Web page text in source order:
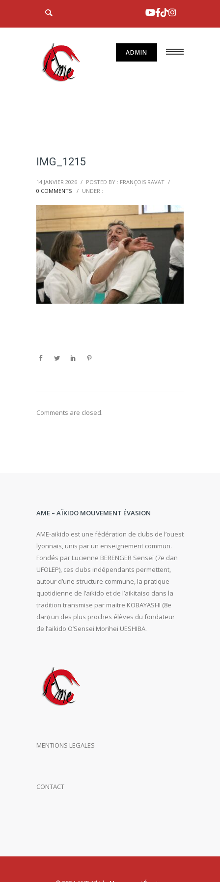
ADMIN
IMG_1215
14 JANVIER 2026 / POSTED BY : FRANÇOIS RAVAT /
0 COMMENTS
/ UNDER :
Comments are closed.
AME – AÏKIDO MOUVEMENT ÉVASION
AME-aikido est une fédération de clubs de l’ouest
lyonnais, unis par un enseignement commun.
Fondés par Lucienne BERENGER Senseï (7e dan
UFOLEP), ces clubs indépendants permettent,
autour d’une structure commune, la pratique
quotidienne de l’aïkido et de l’aikitaiso dans la
tradition transmise par maitre KOBAYASHI (8e
dan) un des plus proches élèves du fondateur
de l’aikido O’Sensei Morihei UESHIBA.
MENTIONS LEGALES
CONTACT